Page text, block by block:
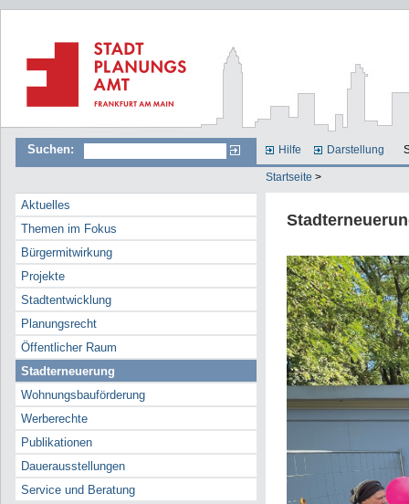
Suchen: Hilfe Darstellung
Startseite >
Aktuelles
Themen im Fokus
Bürgermitwirkung
Projekte
Stadtentwicklung
Planungsrecht
Öffentlicher Raum
Stadterneuerung
Wohnungsbauförderung
Werberechte
Publikationen
Dauerausstellungen
Service und Beratung